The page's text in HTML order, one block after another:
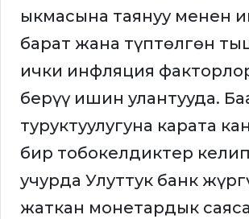
ыкмасына таянуу менен
барат жана түптөлгөн
ички инфляция
берүү ишин улантууда.
туруктуулугуна карата
бир тобокелдиктер
учурда Улуттук банк
жаткан монетардык